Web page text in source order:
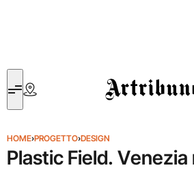
Artribune
HOME›PROGETTO›DESIGN
Plastic Field. Venezia